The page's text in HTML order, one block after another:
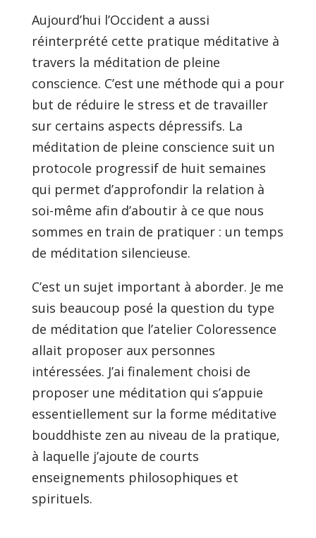
Aujourd’hui l’Occident a aussi
réinterprété cette pratique méditative à
travers la méditation de pleine
conscience. C’est une méthode qui a pour
but de réduire le stress et de travailler
sur certains aspects dépressifs. La
méditation de pleine conscience suit un
protocole progressif de huit semaines
qui permet d’approfondir la relation à
soi-même afin d’aboutir à ce que nous
sommes en train de pratiquer : un temps
de méditation silencieuse.
C’est un sujet important à aborder. Je me
suis beaucoup posé la question du type
de méditation que l’atelier Coloressence
allait proposer aux personnes
intéressées. J’ai finalement choisi de
proposer une méditation qui s’appuie
essentiellement sur la forme méditative
bouddhiste zen au niveau de la pratique,
à laquelle j’ajoute de courts
enseignements philosophiques et
spirituels.